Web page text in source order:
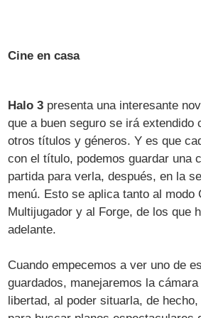
Cine en casa
Halo 3 presenta una interesante
que a buen seguro se irá extendido
otros títulos y géneros. Y es que
con el título, podemos guardar una
partida para verla, después, en la
menú. Esto se aplica tanto al modo
Multijugador y al Forge, de los que
adelante.
Cuando empecemos a ver uno de
guardados, manejaremos la
libertad, al poder situarla, de